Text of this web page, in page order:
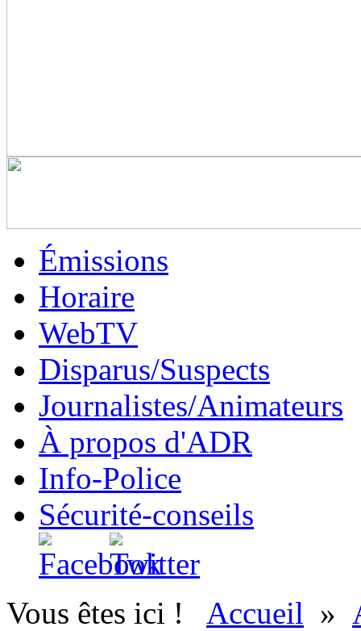
Émissions
Horaire
WebTV
Disparus/Suspects
Journalistes/Animateurs
À propos d'ADR
Info-Police
Sécurité-conseils
Vous êtes ici ! Accueil »